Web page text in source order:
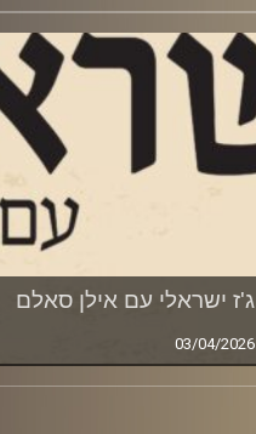
ג'ז ישראלי עם אילן סאלם
03/04/2026